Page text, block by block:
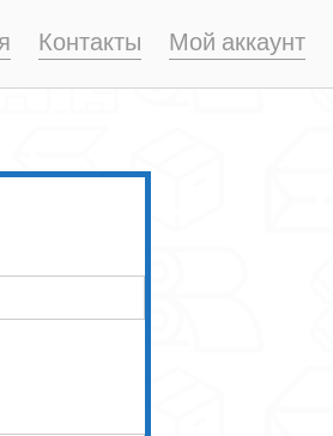
Контакты Мой аккаунт